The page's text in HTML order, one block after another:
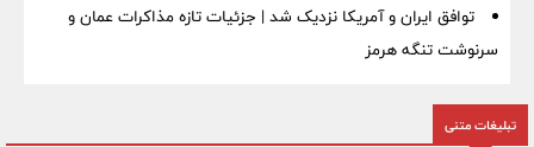
توافق ایران و آمریکا نزدیک شد | جزئیات تازه مذاکرات عمان و
سرنوشت تنگه هرمز
تبلیغات متنی